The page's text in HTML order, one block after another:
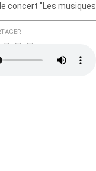
concert "Les